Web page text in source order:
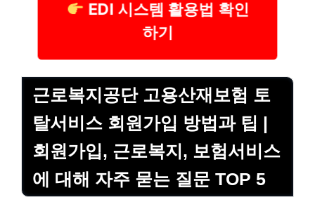
EDI 시스템 활용법 확인
하기
근로복지공단 고용산재보험 토
탈서비스 회원가입 방법과 팁 |
회원가입, 근로복지, 보험서비스
에 대해 자주 묻는 질문 TOP 5